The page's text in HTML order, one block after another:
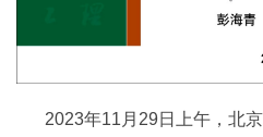
2023年11月29日上午，北